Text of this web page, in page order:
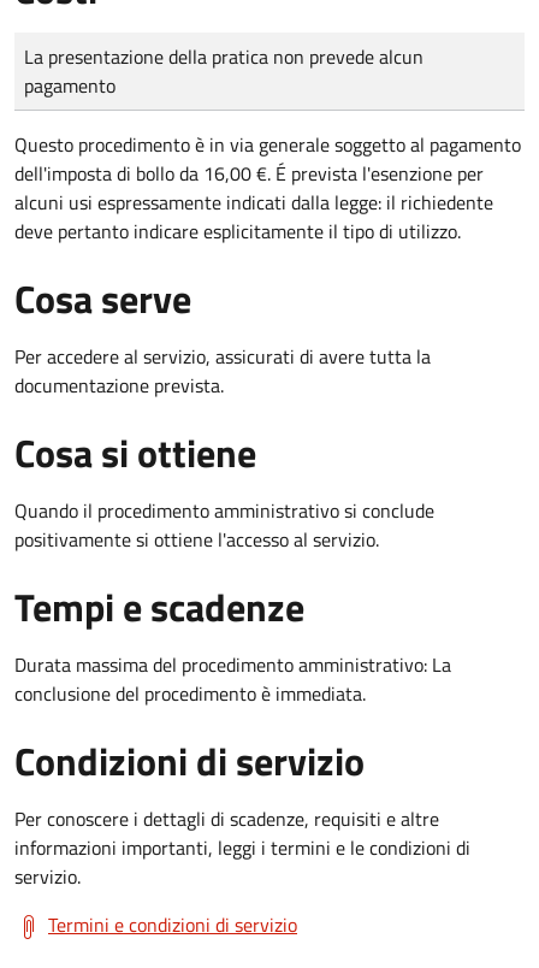
Tipo di pagamento
Importo
La presentazione della pratica non prevede alcun
pagamento
Questo procedimento è in via generale soggetto al pagamento
dell'imposta di bollo da 16,00 €. É prevista l'esenzione per
alcuni usi espressamente indicati dalla legge: il richiedente
deve pertanto indicare esplicitamente il tipo di utilizzo.
Cosa serve
Per accedere al servizio, assicurati di avere tutta la
documentazione prevista.
Cosa si ottiene
Quando il procedimento amministrativo si conclude
positivamente si ottiene l'accesso al servizio.
Tempi e scadenze
Durata massima del procedimento amministrativo: La
conclusione del procedimento è immediata.
Condizioni di servizio
Per conoscere i dettagli di scadenze, requisiti e altre
informazioni importanti, leggi i termini e le condizioni di
servizio.
Termini e condizioni di servizio